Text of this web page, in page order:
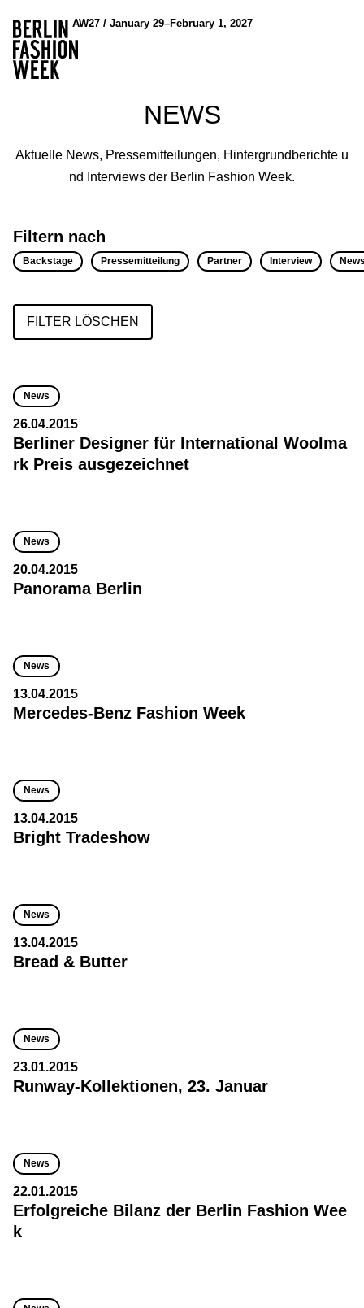
AW27 / January 29–February 1, 2027
NEWS
Aktuelle News, Pressemitteilungen, Hintergrundberichte u
nd Interviews der Berlin Fashion Week.
Filtern nach
Backstage Pressemitteilung Partner Interview
FILTER LÖSCHEN
News
26.04.2015
Berliner Designer für International Woolma
rk Preis ausgezeichnet
News
20.04.2015
Panorama Berlin
News
13.04.2015
Mercedes-Benz Fashion Week
News
13.04.2015
Bright Tradeshow
News
13.04.2015
Bread & Butter
News
23.01.2015
Runway-Kollektionen, 23. Januar
News
22.01.2015
Erfolgreiche Bilanz der Berlin Fashion Wee
k